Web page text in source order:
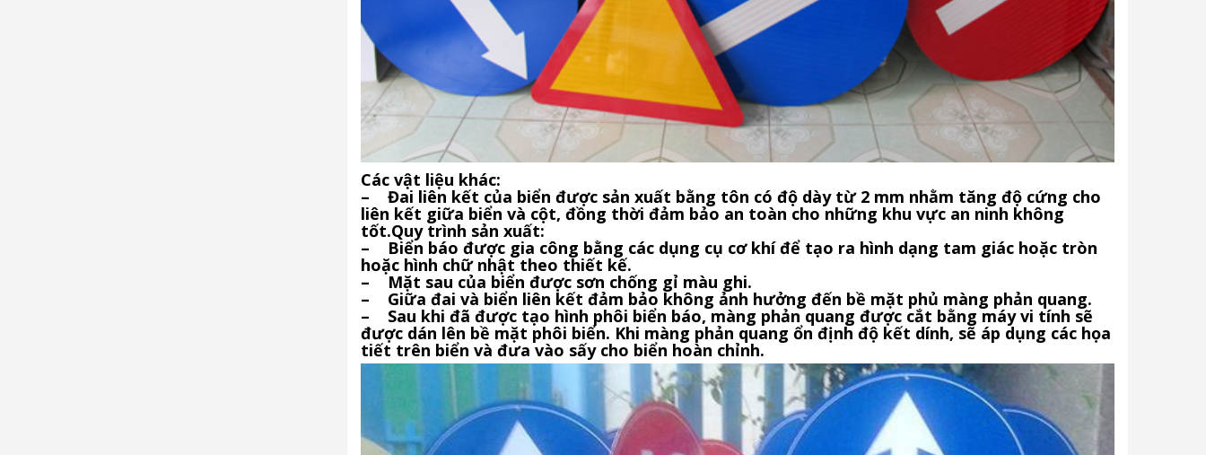
Các vật liệu khác:
– Đai liên kết của biển được sản xuất bằng tôn có độ dày từ 2 mm nhằm tăng độ cứng cho
liên kết giữa biển và cột, đồng thời đảm bảo an toàn cho những khu vực an ninh không
tốt.Quy trình sản xuất:
– Biển báo được gia công bằng các dụng cụ cơ khí để tạo ra hình dạng tam giác hoặc tròn
hoặc hình chữ nhật theo thiết kế.
– Mặt sau của biển được sơn chống gỉ màu ghi.
– Giữa đai và biển liên kết đảm bảo không ảnh hưởng đến bề mặt phủ màng phản quang.
– Sau khi đã được tạo hình phôi biển báo, màng phản quang được cắt bằng máy vi tính sẽ
được dán lên bề mặt phôi biển. Khi màng phản quang ổn định độ kết dính, sẽ áp dụng các họa
tiết trên biển và đưa vào sấy cho biển hoàn chỉnh.